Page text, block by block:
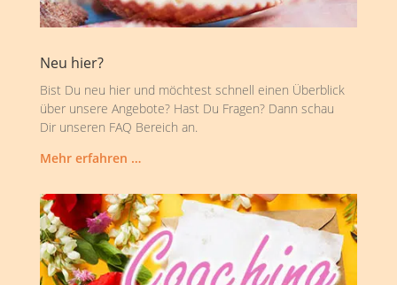
Neu hier?
Bist Du neu hier und möchtest schnell einen Überblick
über unsere Angebote? Hast Du Fragen? Dann schau
Dir unseren FAQ Bereich an.
Mehr erfahren …